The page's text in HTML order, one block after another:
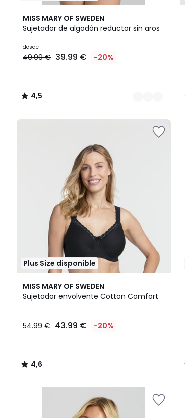
MISS MARY OF SWEDEN
Sujetador de algodón reductor sin aros
Precio
a
€
lugar
desde
49.99 € 39.99 € -20%
4,5
/ 5
6
Colores
4,5
/
Plus Size disponible
MISS MARY OF SWEDEN
Sujetador envolvente Cotton Comfort
54.99 € 43.99 € -20%
4,6
/ 5
4,6
/